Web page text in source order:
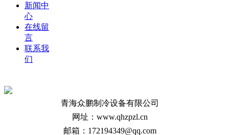
新闻中
心
在线留
言
联系我
们
青海众鹏制冷设备有限公司
网址：www.qhzpzl.cn
邮箱：172194349@qq.com